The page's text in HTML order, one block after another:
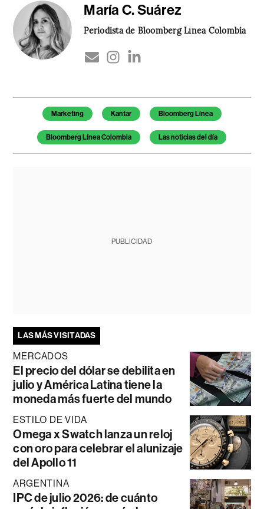
María C. Suárez
Periodista de Bloomberg Línea Colombia
Temas de este artículo
Marketing Kantar Bloomberg Línea
Bloomberg Línea Colombia Las noticias del día
PUBLICIDAD
LAS MÁS VISITADAS
MERCADOS
El precio del dólar se debilita en
julio y América Latina tiene la
moneda más fuerte del mundo
ESTILO DE VIDA
Omega x Swatch lanza un reloj
con oro para celebrar el alunizaje
del Apollo 11
ARGENTINA
IPC de julio 2026: de cuánto